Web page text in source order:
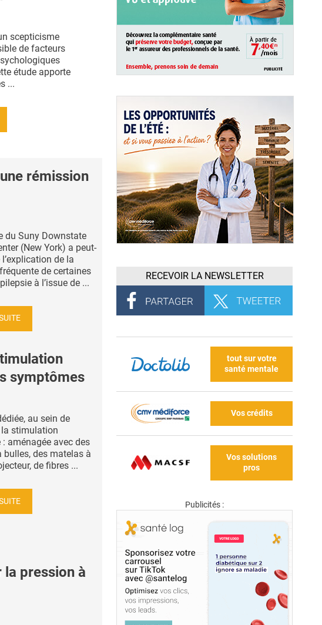
scepticisme
de facteurs
étude apporte
...
rémission
du Suny Downstate
(New York) a peut-
de la
de certaines
à l’issue de ...
symptômes
au sein de
la stimulation
aménagée avec des
bulles, des matelas à
de fibres ...
la pression à
RECEVOIR LA NEWSLETTER
tout sur votre
santé mentale
Vos crédits
Vos solutions
pros
Publicités :